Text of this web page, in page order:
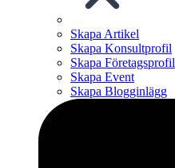
Skapa Artikel
Skapa Konsultprofil
Skapa Företagsprofil
Skapa Event
Skapa Blogginlägg